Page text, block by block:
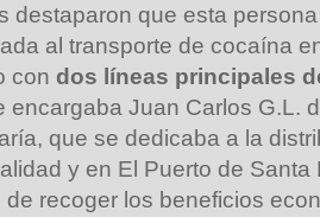
destaparon que esta
al transporte de cocaína
con dos líneas principales
encargaba Juan Carlos G.L.
que se dedicaba a la
y en El Puerto de Santa
recoger los beneficios